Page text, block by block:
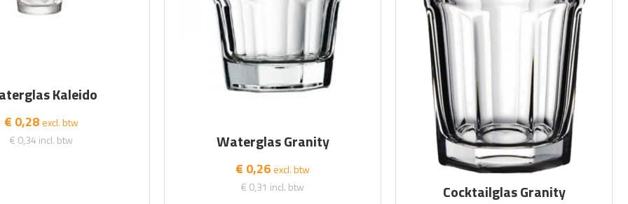
Kaleido
€ 0,28 excl. btw
€ 0,34 incl. btw Waterglas Granity
€ 0,26 excl. btw
€ 0,31 incl. btw Cocktailglas Granity